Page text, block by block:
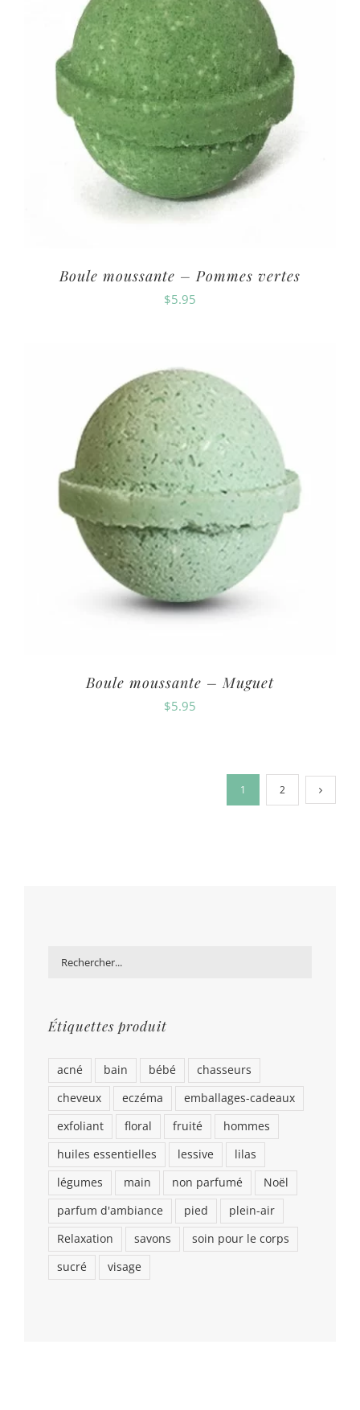
Boule moussante – Pommes vertes
$5.95
Boule moussante – Muguet
$5.95
1 2
Étiquettes produit
acné bain bébé
chasseurs
cheveux
eczéma
emballages-cadeaux
exfoliant
floral fruité
hommes
huiles essentielles
lessive
lilas
légumes
main non parfumé
Noël
parfum d'ambiance
pied
plein-air
Relaxation
savons
soin pour le corps
sucré
visage